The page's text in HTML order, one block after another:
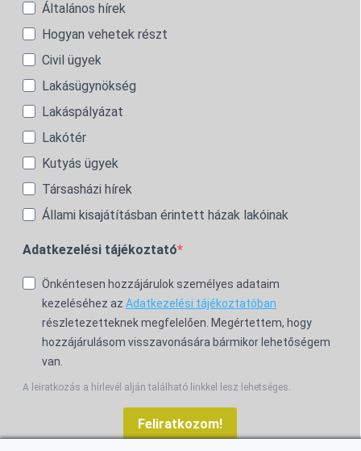
Általános hírek
Hogyan vehetek részt
Civil ügyek
Lakásügynökség
Lakáspályázat
Lakótér
Kutyás ügyek
Társasházi hírek
Állami kisajátításban érintett házak lakóinak
Adatkezelési tájékoztató
Önkéntesen hozzájárulok személyes adataim
kezeléséhez az Adatkezelési tájékoztatóban
részletezetteknek megfelelően. Megértettem, hogy
hozzájárulásom visszavonására bármikor lehetőségem
van.
A leiratkozás a hírlevél alján található linkkel lesz lehetséges.
Feliratkozom!